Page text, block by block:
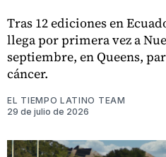
Tras 12 ediciones en
llega por primera vez a
septiembre, en Queens,
cáncer.
EL TIEMPO LATINO TEAM
29 de julio de 2026